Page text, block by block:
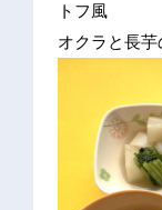
トフ風
オクラと長